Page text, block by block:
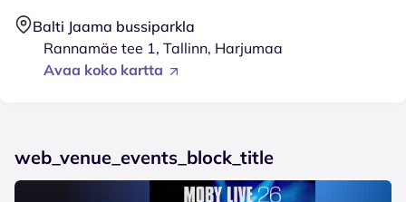
Balti Jaama bussiparkla
Rannamäe tee 1, Tallinn, Harjumaa
Avaa koko kartta
web_venue_events_block_title